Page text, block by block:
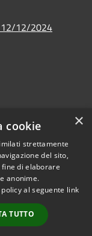
12/12/2024
© 2026 • Town of •
byMunicipium
access
×
cookie
strettamente
del sito,
di elaborare
anonime.
al seguente link
TUTTO